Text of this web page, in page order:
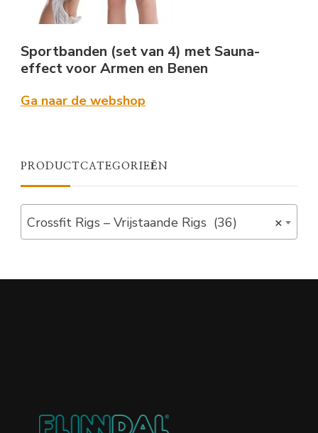
Sportbanden (set van 4) met Sauna-
effect voor Armen en Benen
Ga naar de webshop
PRODUCTCATEGORIEËN
×
Crossfit Rigs – Vrijstaande Rigs (36)